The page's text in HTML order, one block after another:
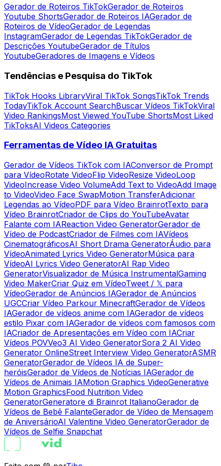
Gerador de Roteiros TikTokGerador de Roteiros
Youtube ShortsGerador de Roteiros IAGerador de
Roteiros de VídeoGerador de Legendas
InstagramGerador de Legendas TikTokGerador de
Descrições YoutubeGerador de Títulos
YoutubeGeradores de Imagens e Vídeos
Tendências e Pesquisa do TikTok
TikTok Hooks LibraryViral TikTok SongsTikTok Trends
TodayTikTok Account SearchBuscar Vídeos TikTokViral
Video RankingsMost Viewed YouTube ShortsMost Liked
TikToksAI Videos Categories
Ferramentas de Vídeo IA Gratuitas
Gerador de Vídeos TikTok com IAConversor de Prompt
para VídeoRotate VideoFlip VideoResize VideoLoop
VideoIncrease Video VolumeAdd Text to VideoAdd Image
to VideoVideo Face SwapMotion TransferAdicionar
Legendas ao VídeoPDF para Vídeo BrainrotTexto para
Vídeo BrainrotCriador de Clips do YouTubeAvatar
Falante com IAReaction Video GeneratorGerador de
Vídeo de PodcastCriador de Filmes com IAVídeos
CinematográficosAI Short Drama GeneratorÁudio para
VídeoAnimated Lyrics Video GeneratorMúsica para
VídeoAI Lyrics Video GeneratorAI Rap Video
GeneratorVisualizador de Música InstrumentalGaming
Video MakerCriar Quiz em VídeoTweet / 𝕏 para
VídeoGerador de Anúncios IAGerador de Anúncios
UGCCriar Vídeo Parkour MinecraftGerador de Vídeos
IAGerador de vídeos anime com IAGerador de vídeos
estilo Pixar com IAGerador de vídeos com famosos com
IACriador de Apresentações em Vídeo com IACriar
Vídeos POVVeo3 AI Video GeneratorSora 2 AI Video
Generator OnlineStreet Interview Video GeneratorASMR
GeneratorGerador de Vídeos IA de Super-
heróisGerador de Vídeos de Notícias IAGerador de
Vídeos de Animais IAMotion Graphics VideoGenerative
Motion GraphicsFood Nutrition Video
GeneratorGeneratore di Brainrot ItalianoGerador de
Vídeos de Bebê FalanteGerador de Vídeo de Mensagem
de AniversárioAI Valentine Video GeneratorGerador de
Vídeos de Selfie Snapchat